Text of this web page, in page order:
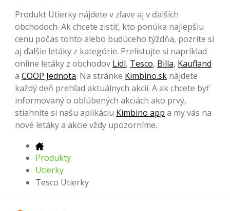
Produkt Utierky nájdete v zľave aj v ďalších
obchodoch. Ak chcete zistiť, kto ponúka najlepšiu
cenu počas tohto alebo budúceho týždňa, pozrite si
aj ďalšie letáky z kategórie. Prelistujte si napríklad
online letáky z obchodov Lidl, Tesco, Billa, Kaufland
a COOP Jednota. Na stránke Kimbino.sk nájdete
každý deň prehľad aktuálnych akcií. A ak chcete byť
informovaný o obľúbených akciách ako prvý,
stiahnite si našu aplikáciu Kimbino app a my vás na
nové letáky a akcie vždy upozorníme.
Produkty
Utierky
Tesco Utierky